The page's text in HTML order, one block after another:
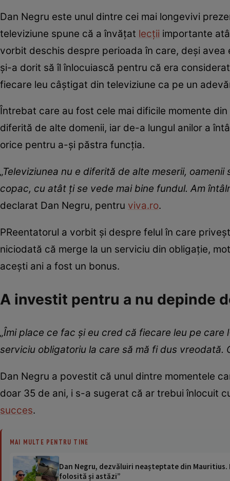
Dan Negru este unul dintre cei mai longevivi
televiziune spune că a învățat lecții importante
vorbit deschis despre perioada în care, deși
și-a dorit să îl înlocuiască pentru că era
fiecare leu câștigat din televiziune ca pe un
Întrebat care au fost cele mai dificile momente
diferită de alte domenii, iar de-a lungul anilor a
orice pentru a-și păstra funcția.
„Televiziunea nu e diferită de alte meserii,
copac, cu atât ți se vede mai bine fundul. Am
declarat Dan Negru, pentru viva.ro.
PReentatorul a vorbit și despre felul în care
niciodată că merge la un serviciu din obligație,
acești ani a fost un bonus.
A investit pentru a nu depinde
„Îmi place ce fac și eu cred că fiecare leu pe
serviciu obligatoriu la care să mă fi dus vreodată.
Dan Negru a povestit că unul dintre momentele
doar 35 de ani, i s-a sugerat că ar trebui înlocuit
succes.
MAI MULTE PENTRU TINE
Dan Negru, dezvăluiri neașteptate din Mauritius.
folosită și astăzi”